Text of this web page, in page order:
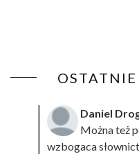
Daniel
Można też
wzbogaca